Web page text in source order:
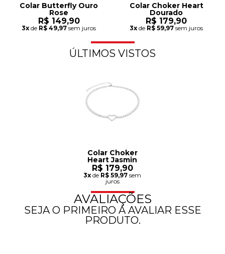
Colar Butterfly Ouro
Rose
R$ 149,90
3x de R$ 49,97sem juros
Colar Choker Heart
Dourado
R$ 179,90
3x de R$ 59,97sem juros
ÚLTIMOS VISTOS
Colar Choker
Heart Jasmin
R$ 179,90
3xde R$ 59,97 sem
juros
AVALIAÇÕES
SEJA O PRIMEIRO A AVALIAR ESSE
PRODUTO.